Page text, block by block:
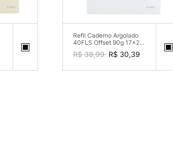
Refil Caderno Argolado
40FLS Offset 90g 17x24
Sem Pauta
R$ 38,99 R$ 30,39